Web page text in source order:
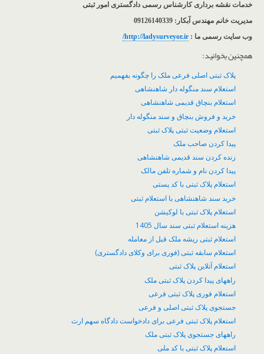
خدمات نقشه برداری کارشناس رسمی دادگستری امور ثبتی
مدیریت خانم مهندس آبکار: 09126140339
وب سایت رسمی ما : http://ladysurveyor.ir/
همچنین بخوانید:
پلاک ثبتی اصلی فرعی ملک را چگونه بفهمیم
استعلام سند منگوله دار شاهنشاهی
استعلام بنچاق قدیمی شاهنشاهی
خرید و فروش بنچاق و سند منگوله دار
استعلام وضعیت ثبتی پلاک ثبتی
پیدا کردن صاحب ملک
زنده کردن سند قدیمی شاهنشاهی
پیدا کردن نام و شماره تلفن مالک
استعلام پلاک ثبتی با کد پستی
خرید سند شاهنشاهی با استعلام ثبتی
استعلام پلاک ثبتی با لوکیشن
هزینه استعلام ثبتی سند سال 1405
استعلام ثبتی ریشه ملک قبل از معامله
استعلام سابقه ثبتی (فوری برای وکلای دادگستری)
استعلام آنلاین پلاک ثبتی
راههای پیدا کردن پلاک ثبتی ملک
استعلام فوری پلاک ثبتی فرعی
جستجوی پلاک ثبتی اصلی و فرعی
استعلام پلاک ثبتی فرعی برای دادخواست دادگاه سهم ارث
راههای جستجوی پلاک ثبتی ملک
استعلام پلاک ثبتی با کد ملی